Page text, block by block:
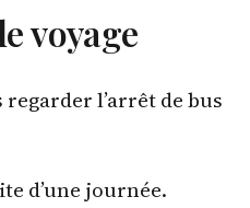
voyage
l’arrêt de bus
d’une journée.